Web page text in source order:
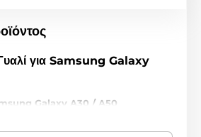
για Samsung Galaxy
Galaxy A30 / A50